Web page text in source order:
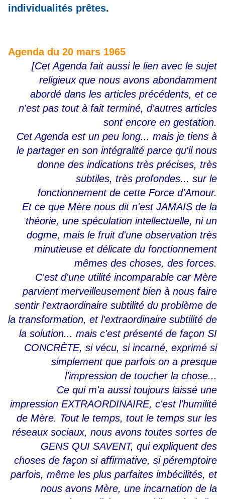
individualités prêtes.
Agenda du 20 mars 1965
[Cet Agenda fait aussi le lien avec le sujet
religieux que nous avons abondamment
abordé dans les articles précédents, et ce
n'est pas tout à fait terminé, d'autres articles
sont encore en gestation.
Cet Agenda est un peu long... mais je tiens à
le partager en son intégralité parce qu'il nous
donne des indications très précises, très
subtiles, très profondes... sur le
fonctionnement de cette Force d'Amour.
Et ce que Mère nous dit n'est JAMAIS de la
théorie, une spéculation intellectuelle, ni un
dogme, mais le fruit d'une observation très
minutieuse et délicate du fonctionnement
mêmes des choses, des forces.
C'est d'une utilité incomparable car Mère
parvient merveilleusement bien à nous faire
sentir l'extraordinaire subtilité du problème de
la transformation, et l'extraordinaire subtilité de
la solution... mais c'est présenté de façon SI
CONCRÈTE, si vécu, si incarné, exprimé si
simplement que parfois on a presque
l'impression de toucher la chose...
Ce qui m'a aussi toujours laissé une
impression EXTRAORDINAIRE, c'est l'humilité
de Mère. Tout le temps, tout le temps sur les
réseaux sociaux, nous avons toutes sortes de
GENS QUI SAVENT, qui expliquent des
choses de façon si affirmative, si péremptoire
parfois, même les plus parfaites imbécilités, et
nous avons Mère, une incarnation de la